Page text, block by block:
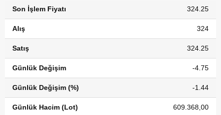
Son İşlem Fiyatı 324.25
Alış 324
Satış 324.25
Günlük Değişim -4.75
Günlük Değişim (%) -1.44
Günlük Hacim (Lot) 609.368,00